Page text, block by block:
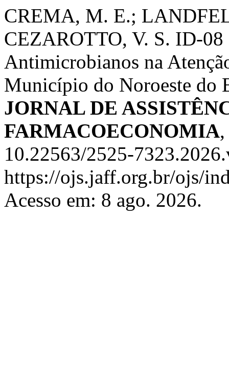
CREMA, M. E.;
CEZAROTTO, V. S. ID-08
Antimicrobianos na
Município do Noroeste do
JORNAL DE
FARMACOECONOMIA
10.22563/2525-
https://ojs.jaff.org.br/ojs/
Acesso em: 8 ago. 2026.